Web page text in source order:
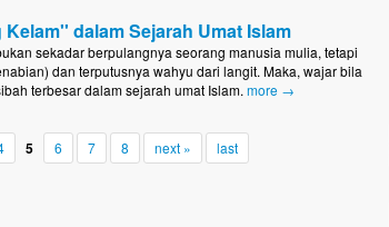
dalam Sejarah Umat Islam
dan terputusnya wahyu dari langit. Maka, wajar bila
terbesar dalam sejarah umat Islam. more →
5 6 7 8 next » last